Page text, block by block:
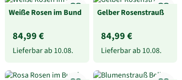
Weiße Rosen im Bund
84,99 €
Lieferbar ab 10.08.
Gelber Rosenstrauß
84,99 €
Lieferbar ab 10.08.